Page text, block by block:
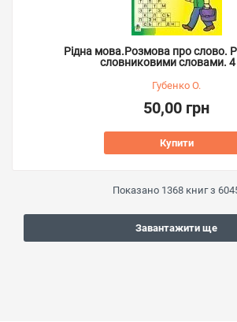
Рідна мова.Розмова про слово.
словниковими словами. 4
Губенко О.
50,00 грн
Купити
Показано 1368 книг з
Завантажити ще